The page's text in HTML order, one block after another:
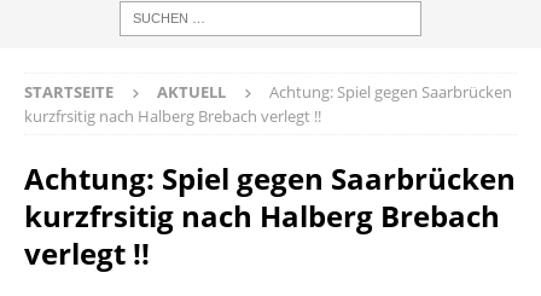
STARTSEITE AKTUELL
Achtung: Spiel gegen Saarbrücken
kurzfrsitig nach Halberg Brebach verlegt !!
Achtung: Spiel gegen Saarbrücken
kurzfrsitig nach Halberg Brebach
verlegt !!